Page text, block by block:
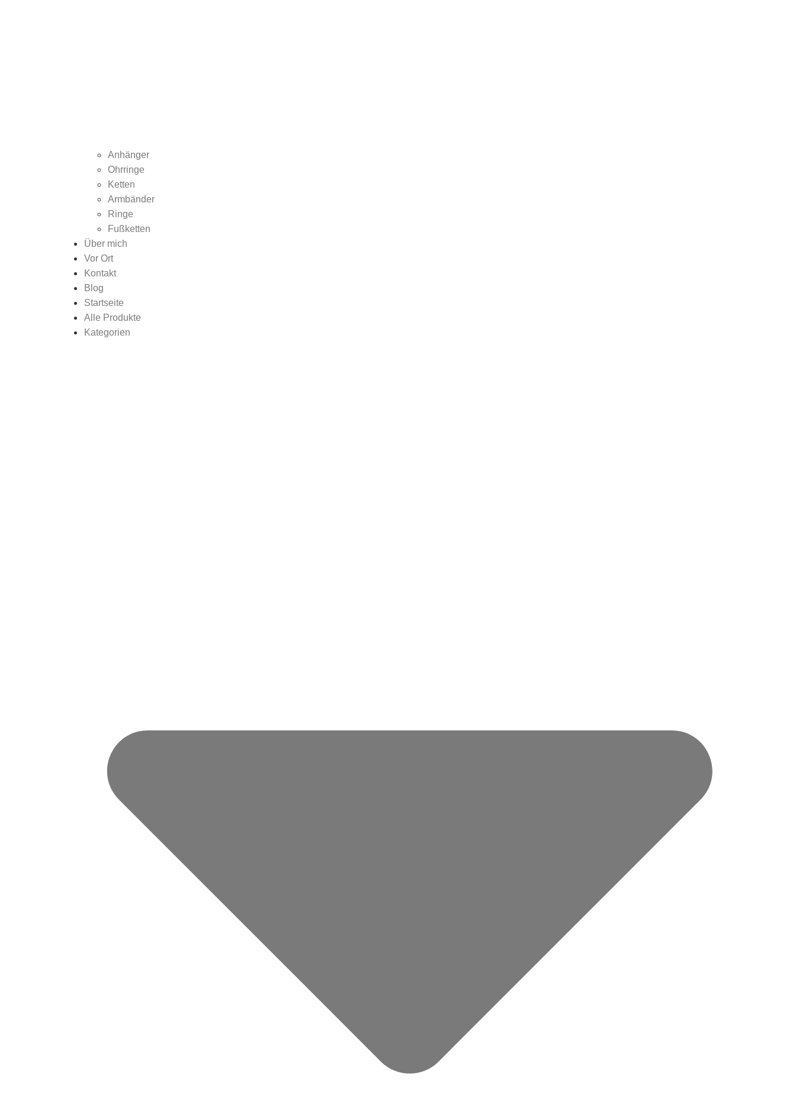
Anhänger
Ohrringe
Ketten
Armbänder
Ringe
Fußketten
Über mich
Vor Ort
Kontakt
Blog
Startseite
Alle Produkte
Kategorien